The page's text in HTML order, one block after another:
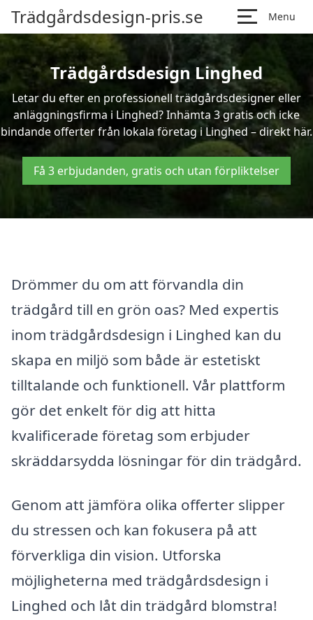
Trädgårdsdesign-pris.se Menu
Trädgårdsdesign Linghed
Letar du efter en professionell trädgårdsdesigner eller
anläggningsfirma i Linghed? Inhämta 3 gratis och icke
bindande offerter från lokala företag i Linghed – direkt här.
Få 3 erbjudanden, gratis och utan förpliktelser
Drömmer du om att förvandla din
trädgård till en grön oas? Med expertis
inom trädgårdsdesign i Linghed kan du
skapa en miljö som både är estetiskt
tilltalande och funktionell. Vår plattform
gör det enkelt för dig att hitta
kvalificerade företag som erbjuder
skräddarsydda lösningar för din trädgård.
Genom att jämföra olika offerter slipper
du stressen och kan fokusera på att
förverkliga din vision. Utforska
möjligheterna med trädgårdsdesign i
Linghed och låt din trädgård blomstra!